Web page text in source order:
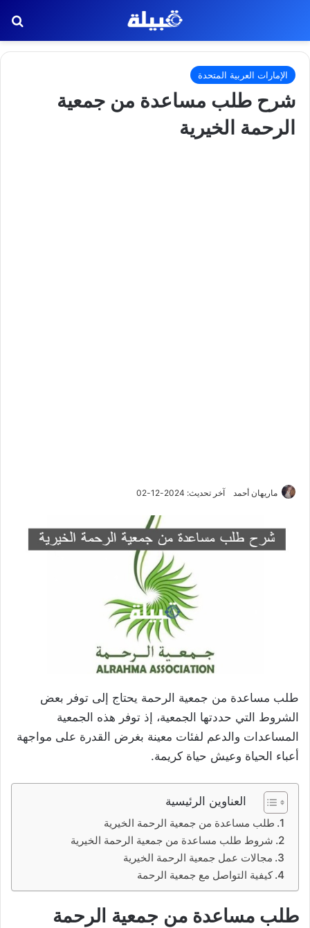
الإمارات العربية المتحدة
شرح طلب مساعدة من جمعية
الرحمة الخيرية
ماريهان أحمد آخر تحديث: 2024-12-02
طلب مساعدة من جمعية الرحمة يحتاج إلى توفر بعض
الشروط التي حددتها الجمعية، إذ توفر هذه الجمعية
المساعدات والدعم لفئات معينة بغرض القدرة على مواجهة
أعباء الحياة وعيش حياة كريمة.
العناوين الرئيسية
طلب مساعدة من جمعية الرحمة الخيرية
شروط طلب مساعدة من جمعية الرحمة الخيرية
مجالات عمل جمعية الرحمة الخيرية
كيفية التواصل مع جمعية الرحمة
طلب مساعدة من جمعية الرحمة